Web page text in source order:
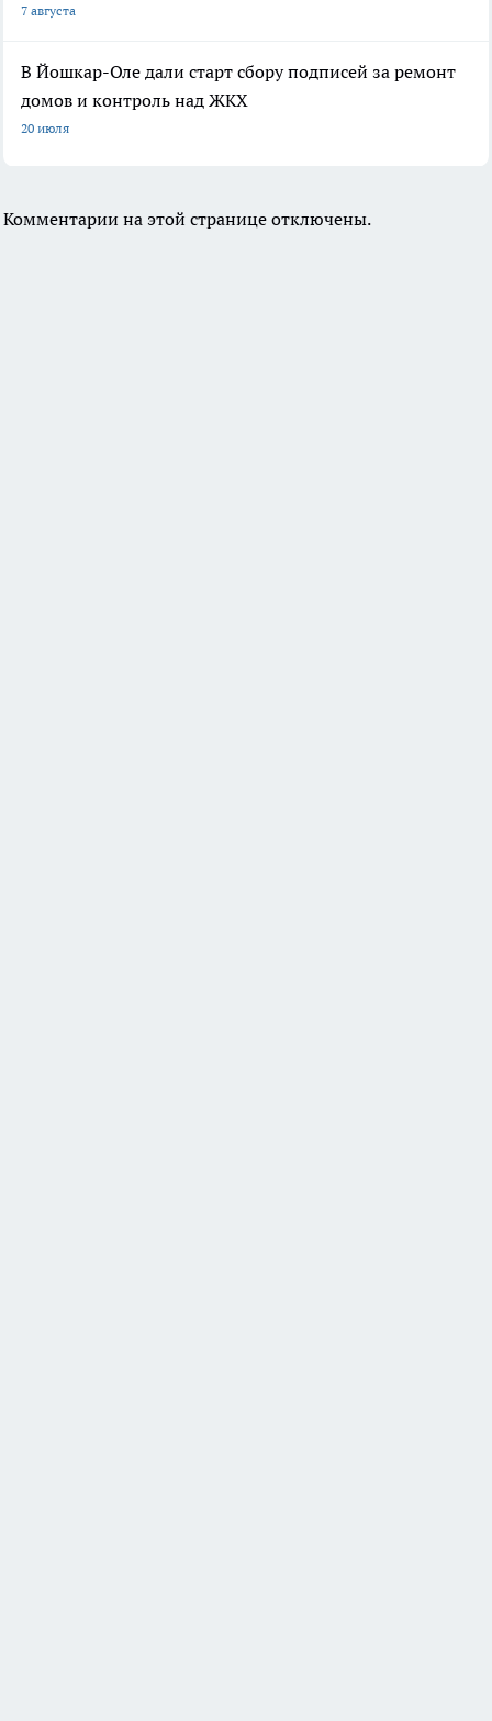
7 августа
В Йошкар-Оле дали старт сбору подписей за ремонт
домов и контроль над ЖКХ
20 июля
Комментарии на этой странице отключены.